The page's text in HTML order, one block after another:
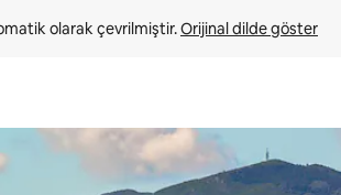
olarak çevrilmiştir. Orijinal dilde göster